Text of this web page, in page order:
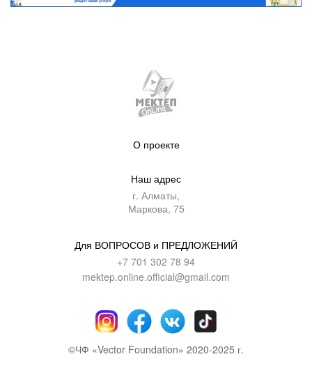
О проекте
Наш адрес
г. Алматы,
Маркова, 75
Для ВОПРОСОВ и ПРЕДЛОЖЕНИЙ
+7 701 302 78 94
mektep.online.official@gmail.com
©ЧФ «Vector Foundation» 2020-2025 г.